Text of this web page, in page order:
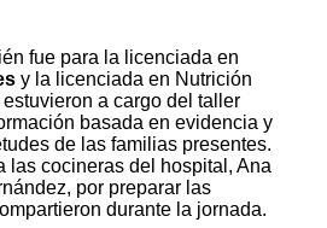
fue para la licenciada en
y la licenciada en Nutrición
a cargo del taller
basada en evidencia y
de las familias presentes.
las cocineras del hospital, Ana
por preparar las
durante la jornada.